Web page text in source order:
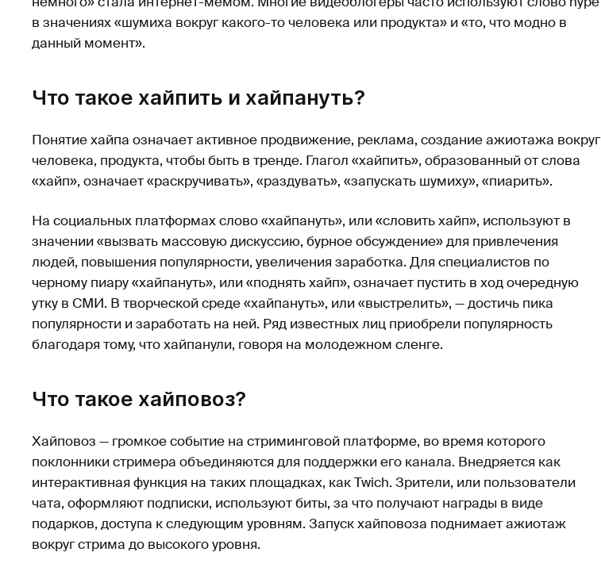
в значениях «шумиха вокруг какого-то человека или продукта» и «то, что модно в
данный момент».
Что такое хайпить и хайпануть?
Понятие хайпа означает активное продвижение, реклама, создание ажиотажа вокруг
человека, продукта, чтобы быть в тренде. Глагол «хайпить», образованный от слова
«хайп», означает «раскручивать», «раздувать», «запускать шумиху», «пиарить».
На социальных платформах слово «хайпануть», или «словить хайп», используют в
значении «вызвать массовую дискуссию, бурное обсуждение» для привлечения
людей, повышения популярности, увеличения заработка. Для специалистов по
черному пиару «хайпануть», или «поднять хайп», означает пустить в ход очередную
утку в СМИ. В творческой среде «хайпануть», или «выстрелить», — достичь пика
популярности и заработать на ней. Ряд известных лиц приобрели популярность
благодаря тому, что хайпанули, говоря на молодежном сленге.
Что такое хайповоз?
Хайповоз — громкое событие на стриминговой платформе, во время которого
поклонники стримера объединяются для поддержки его канала. Внедряется как
интерактивная функция на таких площадках, как Twich. Зрители, или пользователи
чата, оформляют подписки, используют биты, за что получают награды в виде
подарков, доступа к следующим уровням. Запуск хайповоза поднимает ажиотаж
вокруг стрима до высокого уровня.